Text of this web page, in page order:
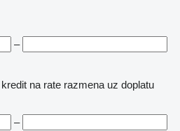
–
kredit na rate razmena uz doplatu
–